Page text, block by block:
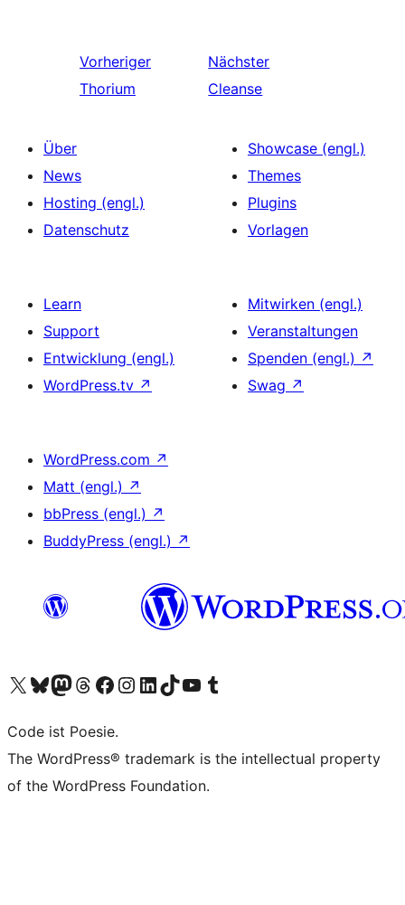
Vorheriger
Thorium
Nächster
Cleanse
Über
News
Hosting (engl.)
Datenschutz
Showcase (engl.)
Themes
Plugins
Vorlagen
Learn
Support
Entwicklung (engl.)
WordPress.tv ↗
Mitwirken (engl.)
Veranstaltungen
Spenden (engl.) ↗
Swag ↗
WordPress.com ↗
Matt (engl.) ↗
bbPress (engl.) ↗
BuddyPress (engl.) ↗
Unser X-Konto (früher Twitter) besuchen
Unser Bluesky-Konto besuchen
Unser Mastodon-Konto besuchen
Unser Threads-Konto besuchen
Unsere Facebook-Seite besuchen
Unser Instagram-Konto besuchen
Unser LinkedIn-Konto besuchen
Unser TikTok-Konto besuchen
Unseren YouTube-Kanal besuchen
Unser Tumblr-Konto besuchen
Code ist Poesie.
The WordPress® trademark is the intellectual property
of the WordPress Foundation.